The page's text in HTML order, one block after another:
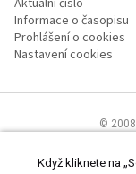
Informace o časopisu
Prohlášení o cookies
Nastavení cookies
©
zdravotnictví.Čtěte
Když kliknete na